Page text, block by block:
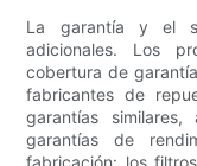
La garantía y el
adicionales. Los
cobertura de
fabricantes de
garantías
garantías de